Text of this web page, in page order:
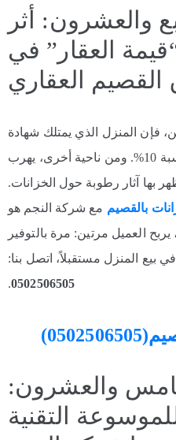
والعشرون: أثر
العقار” في
العقاري
فإن المنزل الذي يمتلك شهادة
عزل معتمدة يباع بسعر أعلى بنسبة 10%. ومن ناحية أخرى، يهرب
بها آثار رطوبة حول الخزانات.
بالقصيم مع شركة النجم هو
العميل مرتين: مرة بالتوفير
بيع المنزل مستقبلاً، اتصل بنا:
0502506505
.
والعشرون:
للموسوعة التقنية